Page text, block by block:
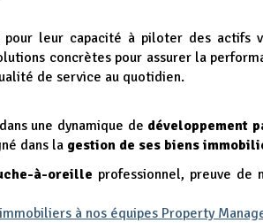
pour leur capacité à piloter des actifs
concrètes pour assurer la
de service au quotidien.
une dynamique de développement
dans la gestion de ses biens
à-oreille professionnel, preuve
à nos équipes Property